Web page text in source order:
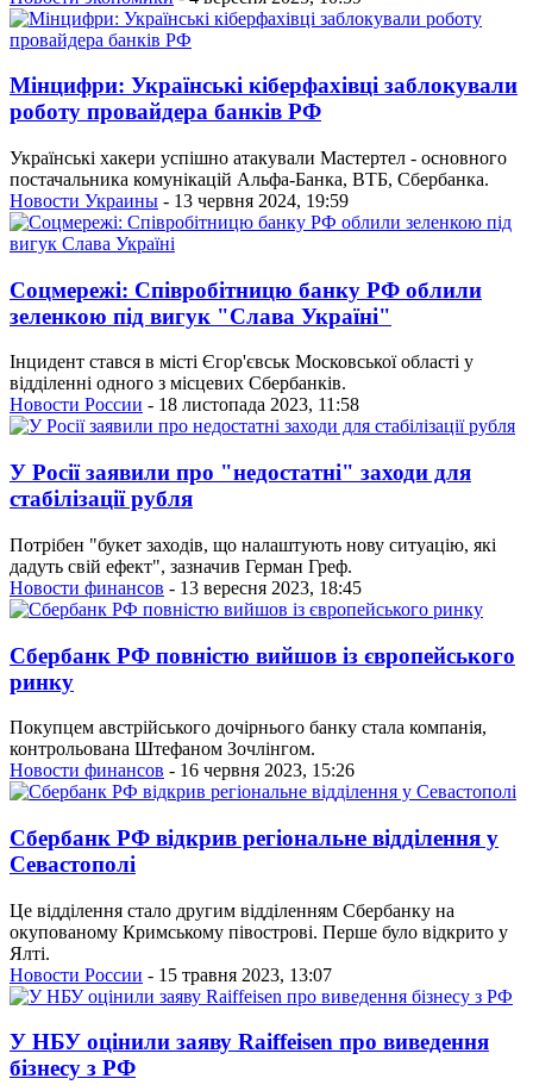
Мінцифри: Українські кіберфахівці заблокували
роботу провайдера банків РФ
Українські хакери успішно атакували Мастертел - основного
постачальника комунікацій Альфа-Банка, ВТБ, Сбербанка.
Новости Украины - 13 червня 2024, 19:59
Соцмережі: Співробітницю банку РФ облили
зеленкою під вигук "Слава Україні"
Інцидент стався в місті Єгор'євськ Московської області у
відділенні одного з місцевих Сбербанків.
Новости России - 18 листопада 2023, 11:58
У Росії заявили про "недостатні" заходи для
стабілізації рубля
Потрібен "букет заходів, що налаштують нову ситуацію, які
дадуть свій ефект", зазначив Герман Греф.
Новости финансов - 13 вересня 2023, 18:45
Сбербанк РФ повністю вийшов із європейського
ринку
Покупцем австрійського дочірнього банку стала компанія,
контрольована Штефаном Зочлінгом.
Новости финансов - 16 червня 2023, 15:26
Сбербанк РФ відкрив регіональне відділення у
Севастополі
Це відділення стало другим відділенням Сбербанку на
окупованому Кримському півострові. Перше було відкрито у
Ялті.
Новости России - 15 травня 2023, 13:07
У НБУ оцінили заяву Raiffeisen про виведення
бізнесу з РФ